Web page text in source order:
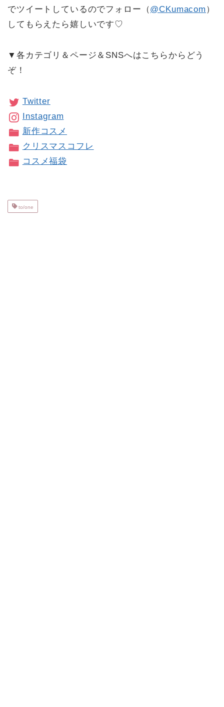
でツイートしているのでフォロー（@CKumacom ）
してもらえたら嬉しいです♡
▼各カテゴリ＆ページ＆SNSへはこちらからどう
ぞ！
Twitter
Instagram
新作コスメ
クリスマスコフレ
コスメ福袋
to/one